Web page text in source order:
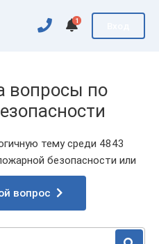
1
вопросы по
тему среди 4843
безопасности или
вопрос